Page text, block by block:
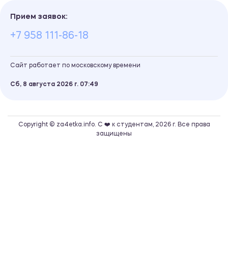
Прием заявок:
+7 958 111-86-18
Сайт работает по московскому времени
Сб, 8 августа 2026 г. 07 49
Copyright © za4etka.info. С ❤️ к студентам, 2026 г. Все права
защищены